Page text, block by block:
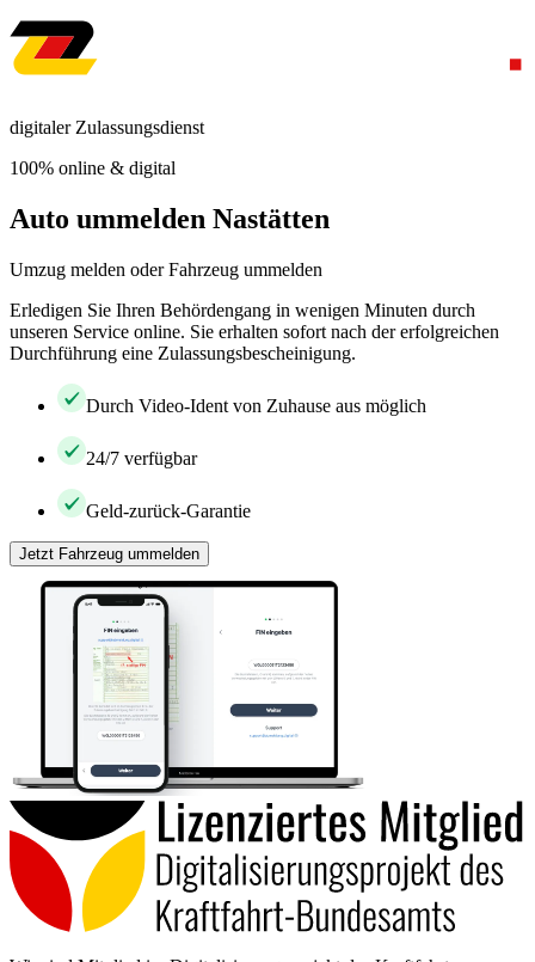
digitaler Zulassungsdienst
100% online & digital
Auto ummelden Nastätten
Umzug melden oder Fahrzeug ummelden
Erledigen Sie Ihren Behördengang in wenigen Minuten durch
unseren Service online. Sie erhalten sofort nach der erfolgreichen
Durchführung eine Zulassungsbescheinigung.
Durch Video-Ident von Zuhause aus möglich
24/7 verfügbar
Geld-zurück-Garantie
Jetzt Fahrzeug ummelden